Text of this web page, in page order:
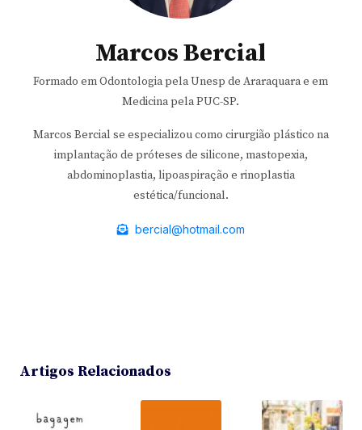
Marcos Bercial
Formado em Odontologia pela Unesp de Araraquara e em
Medicina pela PUC-SP.
Marcos Bercial se especializou como cirurgião plástico na
implantação de próteses de silicone, mastopexia,
abdominoplastia, lipoaspiração e rinoplastia
estética/funcional.
bercial@hotmail.com
Artigos Relacionados